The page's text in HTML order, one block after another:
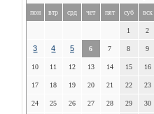
пон втр срд чет пят суб вск
1 2
3 4 5 6 7 8 9
10 11 12 13 14 15 16
17 18 19 20 21 22 23
24 25 26 27 28 29 30